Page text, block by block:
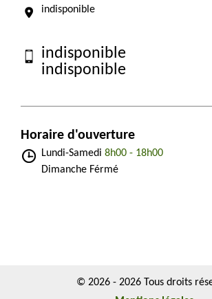
indisponible
indisponible
indisponible
Horaire d'ouverture
Lundi-Samedi 8h00 - 18h00
Dimanche Férmé
© 2026 - 2026 Tous droits